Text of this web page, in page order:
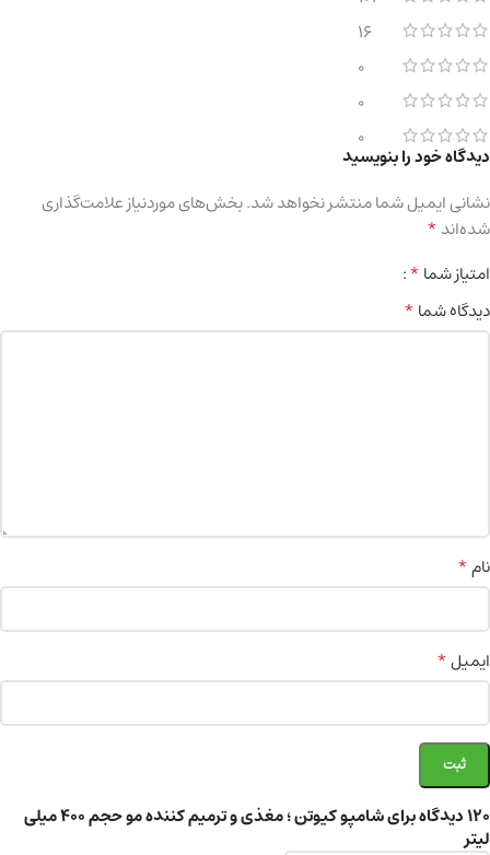
16
0
0
0
120 دیدگاه برای شامپو کیوتن ؛ مغذی و ترمیم کننده مو حجم ۴۰۰ میلی
لیتر
دیدگاه خود را بنویسید
نشانی ایمیل شما منتشر نخواهد شد.بخش‌های موردنیاز علامت‌گذاری
شده‌اند*
امتیاز شما*
دیدگاه شما*
نام*
ایمیل*